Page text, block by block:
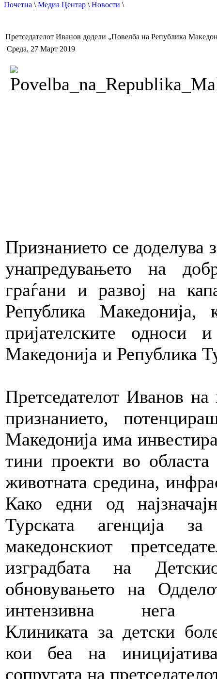
Почетна \Медиа Центар \Новости \
Претседателот Иванов додели „Повелба на Република
Среда, 27 Март 2019
Признанието се
унапредувањето на
граѓани и развој на
Република
пријателските односи
Македонија и Република
Претседателот Иванов
признанието,
Македонија има
тини проекти во областа
животната средина,
Како едни од
Турската агенција
македонскиот
изградбата на
обновувањето на
интензивна нега
Клиниката за детски
кои беа на
сопругата на